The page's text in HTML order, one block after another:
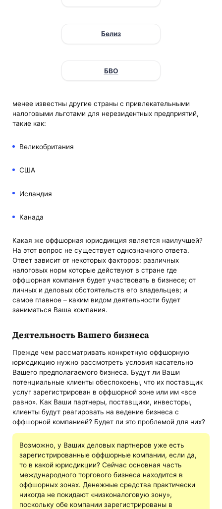
Белиз
БВО
менее известны другие страны с привлекательными
налоговыми льготами для нерезидентных предприятий,
такие как:
Великобритания
США
Исландия
Канада
Какая же оффшорная юрисдикция является наилучшей?
На этот вопрос не существует однозначного ответа.
Ответ зависит от некоторых факторов: различных
налоговых норм которые действуют в стране где
оффшорная компания будет участвовать в бизнесе; от
личных и деловых обстоятельств его владельцев; и
самое главное – каким видом деятельности будет
заниматься Ваша компания.
Деятельность Вашего бизнеса
Прежде чем рассматривать конкретную оффшорную
юрисдикцию нужно рассмотреть условия касательно
Вашего предполагаемого бизнеса. Будут ли Ваши
потенциальные клиенты обеспокоены, что их поставщик
услуг зарегистрирован в оффшорной зоне или им «все
равно». Как Ваши партнеры, поставщики, инвесторы,
клиенты будут реагировать на ведение бизнеса с
оффшорной компанией? Будет ли это проблемой для них?
Возможно, у Ваших деловых партнеров уже есть
зарегистрированные оффшорные компании, если да,
то в какой юрисдикции? Сейчас основная часть
международного торгового бизнеса находится в
оффшорных зонах. Денежные средства практически
никогда не покидают «низконалоговую зону»,
поскольку обе компании зарегистрированы в